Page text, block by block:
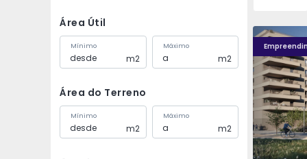
Área Útil
Mínimo
m2
Máximo
m2
Área do Terreno
Mínimo
m2
Máximo
m2
85
85
0
4
Fachada PLENO JARDIM - 4Fachada